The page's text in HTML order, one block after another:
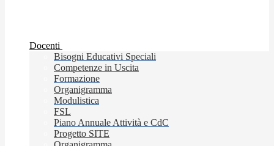
Docenti
Bisogni Educativi Speciali
Competenze in Uscita
Formazione
Organigramma
Modulistica
FSL
Piano Annuale Attività e CdC
Progetto SITE